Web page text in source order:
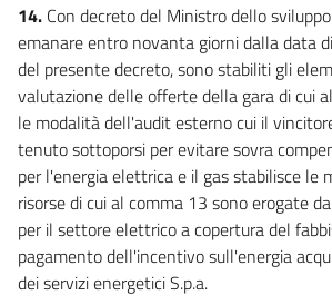
14. Con decreto del Ministro dello
emanare entro novanta giorni dalla data
del presente decreto, sono stabiliti gli
valutazione delle offerte della gara di cui
le modalità dell'audit esterno cui il
tenuto sottoporsi per evitare sovra
per l'energia elettrica e il gas stabilisce le
risorse di cui al comma 13 sono erogate
per il settore elettrico a copertura del
pagamento dell'incentivo sull'energia
dei servizi energetici S.p.a.